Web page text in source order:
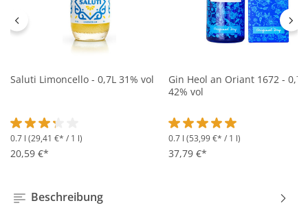
Saluti Limoncello - 0,7L 31% vol
Durchschnittliche Bewertung von 3.2 von 5 Sternen
0.7 l (29,41 €* / 1 l)
20,59 €*
Gin Heol an Oriant 1672 - 0,7L
42% vol
Durchschnittliche
0.7 l (53,99 €* / 1 l)
37,79 €*
Beschreibung